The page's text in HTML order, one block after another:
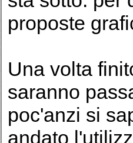
proposte
Una volta
saranno
poc'anzi si
andato